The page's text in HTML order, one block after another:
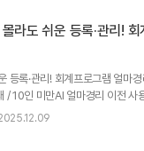
들려드리겠습니다!​​​ 업력 7년 차
이지에이는 19년 4월에 개업한
라도 쉬운 등록·관리!
등록·관리! 회계프로그램 얼마
/ 10인 미만AI 얼마경리 이전 사
게 되었습니다. (주)삼파랑은